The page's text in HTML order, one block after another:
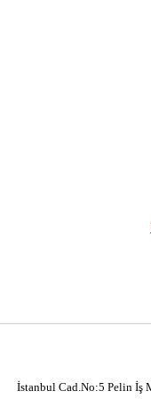
İstanbul Cad.No:5 Pelin İş